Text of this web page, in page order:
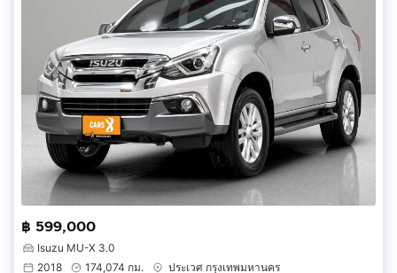
฿ 599,000
Isuzu MU-X 3.0
2018
174,074 กม.
ประเวศ กรุงเทพมหานคร